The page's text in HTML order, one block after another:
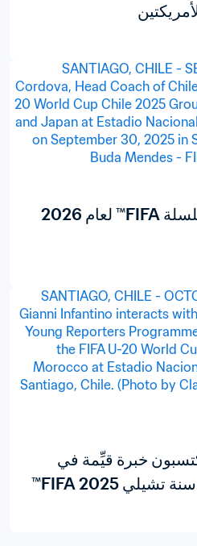
تشيلي تُشارك في سلسلة FIFA™ لعام 2026
خبرة قيِّمة في